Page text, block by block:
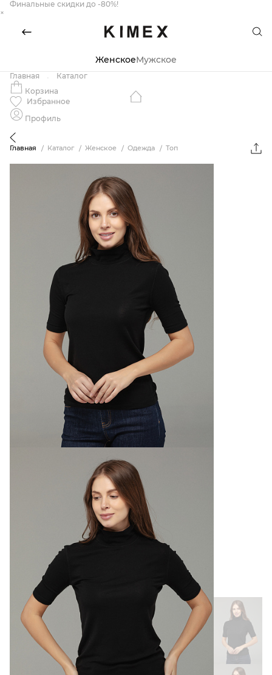
Финальные скидки до -80%!
×
ЖенскоеМужское
Главная
Каталог
Корзина
Избранное
Профиль
Главная Каталог Женское Одежда Топ